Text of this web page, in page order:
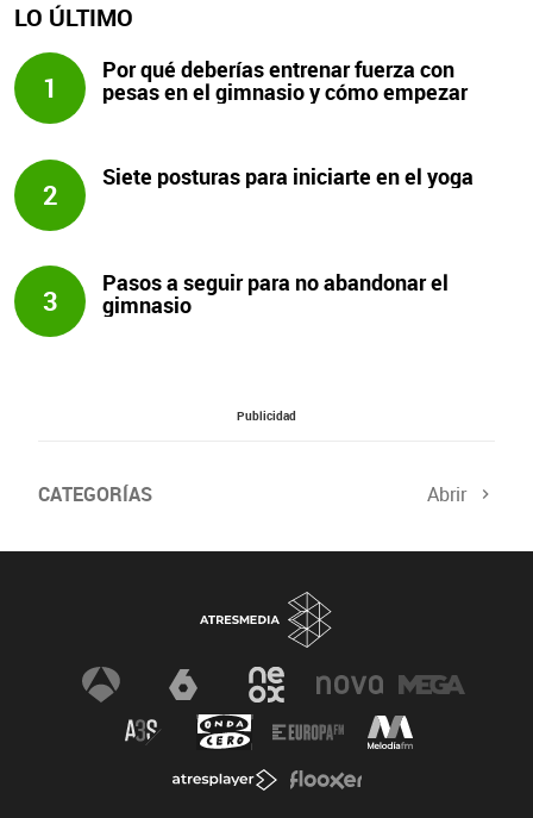
LO ÚLTIMO
1
Por qué deberías entrenar fuerza con
pesas en el gimnasio y cómo empezar
2
Siete posturas para iniciarte en el yoga
3
Pasos a seguir para no abandonar el
gimnasio
Publicidad
CATEGORÍAS Abrir
Salud sexual El tiempo Viajes y planes
Champions Últimas noticias
Nutrición Gastronomía Recetas de cocina
Trabaja los glúteos Suelo pélvico
Dietas sanas